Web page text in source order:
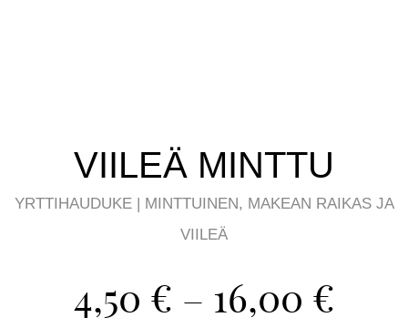
VIILEÄ MINTTU
YRTTIHAUDUKE | MINTTUINEN, MAKEAN RAIKAS JA
VIILEÄ
4,50 € – 16,00 €